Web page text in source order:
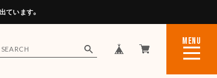
います。
MENU
CLOSE